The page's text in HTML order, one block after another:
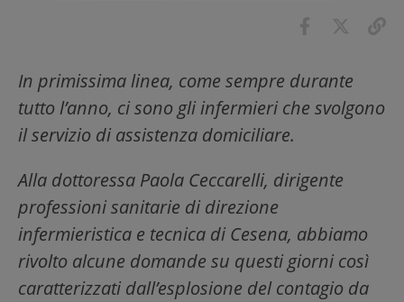
In primissima linea, come sempre durante
tutto l’anno, ci sono gli infermieri che svolgono
il servizio di assistenza domiciliare.
Alla dottoressa Paola Ceccarelli, dirigente
professioni sanitarie di direzione
infermieristica e tecnica di Cesena, abbiamo
rivolto alcune domande su questi giorni così
caratterizzati dall’esplosione del contagio da